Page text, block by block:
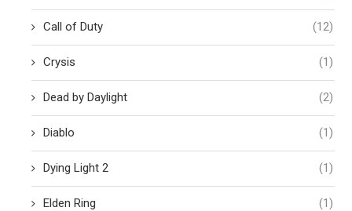
Call of Duty (12)
Crysis (1)
Dead by Daylight (2)
Diablo (1)
Dying Light 2 (1)
Elden Ring (1)